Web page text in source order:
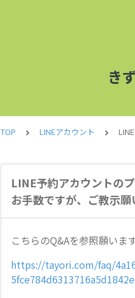
き
TOP LINEアカウント
LINE予約アカウントの
お手数ですが、ご教示願
こちらのQ&Aを参照願います
https://tayori.com/faq/